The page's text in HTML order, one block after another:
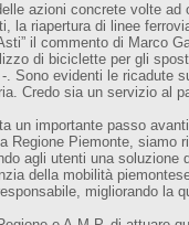
azioni concrete volte
la riapertura di linee
il commento di Marco
di biciclette per gli
Sono evidenti le ricadute
Credo sia un servizio al
un importante passo
Regione Piemonte,
agli utenti una
della mobilità
migliorando la